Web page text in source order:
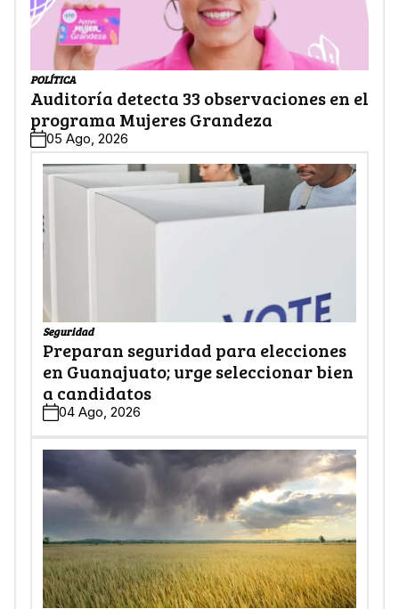
POLÍTICA
Auditoría detecta 33 observaciones en el
programa Mujeres Grandeza
05 Ago, 2026
Seguridad
Preparan seguridad para elecciones
en Guanajuato; urge seleccionar bien
a candidatos
04 Ago, 2026